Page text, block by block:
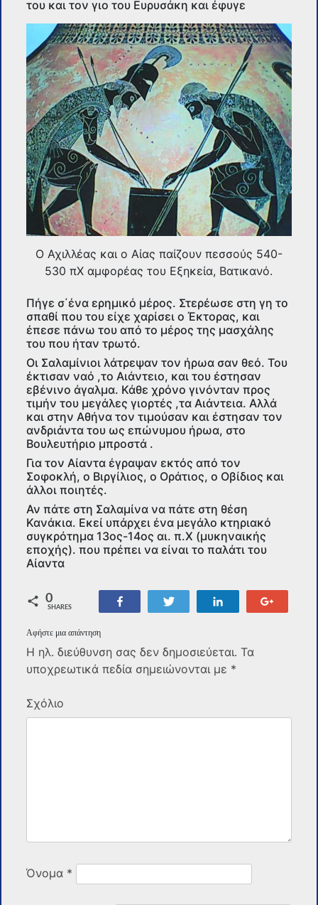
του και τον γιο του Ευρυσάκη και έφυγε
Ο Αχιλλέας και ο Αίας παίζουν πεσσούς 540-
530 πΧ αμφορέας του Εξηκεία, Βατικανό.
Πήγε σ΄ένα ερημικό μέρος. Στερέωσε στη γη το
σπαθί που του είχε χαρίσει ο Έκτορας, και
έπεσε πάνω του από το μέρος της μασχάλης
του που ήταν τρωτό.
Οι Σαλαμίνιοι λάτρεψαν τον ήρωα σαν θεό. Του
έκτισαν ναό ,το Αιάντειο, και του έστησαν
εβένινο άγαλμα. Κάθε χρόνο γινόνταν προς
τιμήν του μεγάλες γιορτές ,τα Αιάντεια. Αλλά
και στην Αθήνα τον τιμούσαν και έστησαν τον
ανδριάντα του ως επώνυμου ήρωα, στο
Βουλευτήριο μπροστά .
Για τον Αίαντα έγραψαν εκτός από τον
Σοφοκλή, ο Βιργίλιος, ο Οράτιος, ο Οβίδιος και
άλλοι ποιητές.
Αν πάτε στη Σαλαμίνα να πάτε στη θέση
Κανάκια. Εκεί υπάρχει ένα μεγάλο κτηριακό
συγκρότημα 13ος-14ος αι. π.Χ (μυκηναικής
εποχής). που πρέπει να είναι το παλάτι του
Αίαντα
0
SHARES
Αφήστε μια απάντηση
Η ηλ. διεύθυνση σας δεν δημοσιεύεται. Τα
υποχρεωτικά πεδία σημειώνονται με *
Σχόλιο
Όνομα *